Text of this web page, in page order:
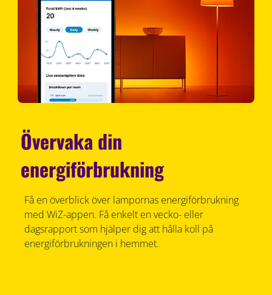
Övervaka din
energiförbrukning
Få en överblick över lampornas energiförbrukning
med WiZ-appen. Få enkelt en vecko- eller
dagsrapport som hjälper dig att hålla koll på
energiförbrukningen i hemmet.